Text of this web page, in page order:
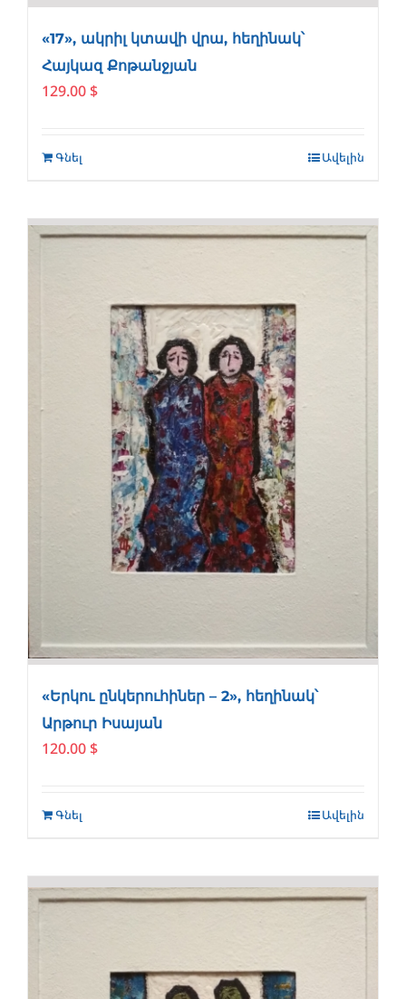
«17», ակրիլ կտավի վրա, հեղինակ՝
Հայկազ Քոթանջյան
129.00 $
Գնել Ավելին
«Երկու ընկերուհիներ – 2», հեղինակ՝
Արթուր Իսայան
120.00 $
Գնել Ավելին